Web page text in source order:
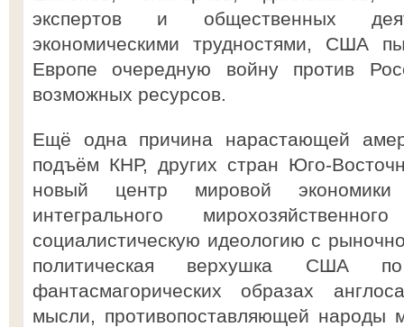
экспертов и общественных
экономическими трудностями, США
Европе очередную войну против
возможных ресурсов.
Ещё одна причина нарастающей
подъём КНР, других стран Юго-
новый центр мировой
интегрального
социалистическую идеологию с
политическая верхушка США
фантасмагорических образах
мысли, противопоставляющей